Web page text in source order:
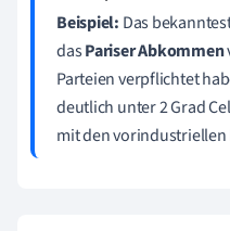
Beispiel: Das
dasPariser Abkommen
Parteien verpflichtet
deutlich unter 2 Grad
mit den vorindustriellen